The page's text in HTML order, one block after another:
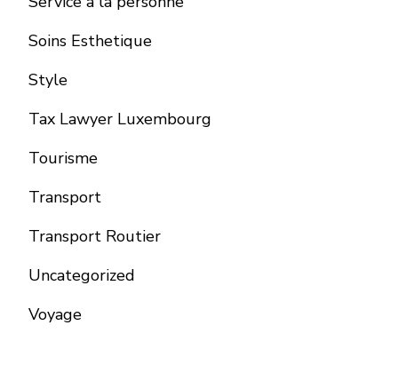
Soins Esthetique
Style
Tax Lawyer Luxembourg
Tourisme
Transport
Transport Routier
Uncategorized
Voyage